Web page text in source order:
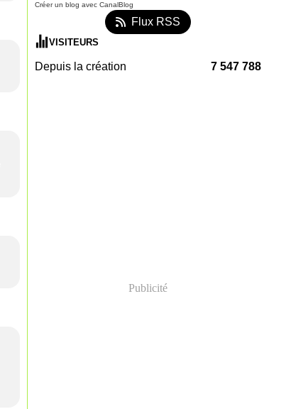
Créer un blog avec CanalBlog
Flux RSS
VISITEURS
Depuis la création 7 547 788
Publicité